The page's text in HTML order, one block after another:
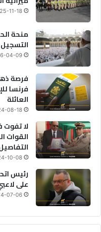
11-18
04-09
فرصة
فرنسا
العائلة
08-18
لا تفوت
10-08
رئيس
على
07-06